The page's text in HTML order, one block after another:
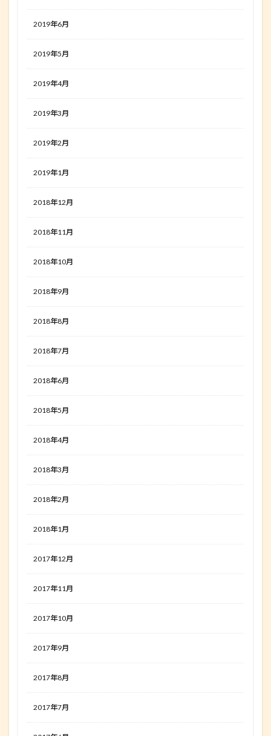
2019年6月
2019年5月
2019年4月
2019年3月
2019年2月
2019年1月
2018年12月
2018年11月
2018年10月
2018年9月
2018年8月
2018年7月
2018年6月
2018年5月
2018年4月
2018年3月
2018年2月
2018年1月
2017年12月
2017年11月
2017年10月
2017年9月
2017年8月
2017年7月